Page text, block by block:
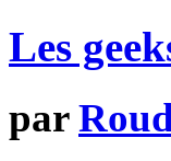
Les
par